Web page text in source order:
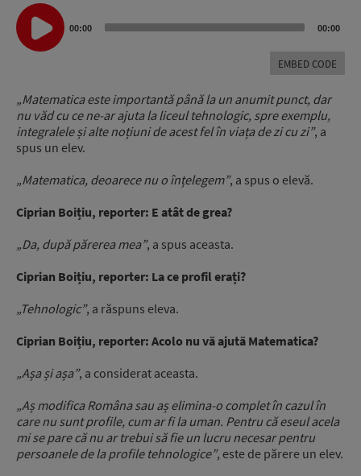
Audio
Player
00:00 00:00
EMBED CODE
„Matematica este importantă până la un anumit punct, dar
nu văd cu ce ne-ar ajuta la liceul tehnologic, spre exemplu,
integralele și alte noțiuni de acest fel în viața de zi cu zi”, a
spus un elev.
„Matematica, deoarece nu o înțelegem”, a spus o elevă.
Ciprian Boițiu, reporter: E atât de grea?
„Da, după părerea mea”, a spus aceasta.
Ciprian Boițiu, reporter: La ce profil erați?
„Tehnologic”, a răspuns eleva.
Ciprian Boițiu, reporter: Acolo nu vă ajută Matematica?
„Așa și așa”, a considerat aceasta.
„Aș modifica Româna sau aș elimina-o complet în cazul în
care nu sunt profile, cum ar fi la uman. Pentru că eseul acela
mi se pare că nu ar trebui să fie un lucru necesar pentru
persoanele de la profile tehnologice”, este de părere un elev.